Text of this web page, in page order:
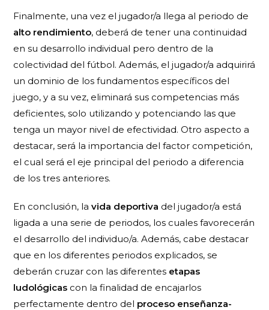
Finalmente, una vez el jugador/a llega al periodo de
alto rendimiento, deberá de tener una continuidad
en su desarrollo individual pero dentro de la
colectividad del fútbol. Además, el jugador/a adquirirá
un dominio de los fundamentos específicos del
juego, y a su vez, eliminará sus competencias más
deficientes, solo utilizando y potenciando las que
tenga un mayor nivel de efectividad. Otro aspecto a
destacar, será la importancia del factor competición,
el cual será el eje principal del periodo a diferencia
de los tres anteriores.
En conclusión, lavida deportiva del jugador/a está
ligada a una serie de periodos, los cuales favorecerán
el desarrollo del individuo/a. Además, cabe destacar
que en los diferentes periodos explicados, se
deberán cruzar con las diferentes etapas
ludológicas con la finalidad de encajarlos
perfectamente dentro del proceso enseñanza-